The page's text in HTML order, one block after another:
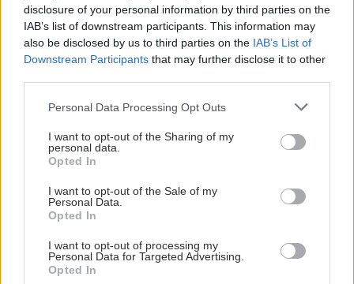
disclosure of your personal information by third parties on the
IAB’s list of downstream participants. This information may
also be disclosed by us to third parties on the IAB’s List of
Downstream Participants that may further disclose it to other
Please note that this website/app uses one or more Google
not limited to your visit or usage behaviour. You may click to
grant or deny consent to Google and its third-party tags to
use your data for below specified purposes in below Google
consent section.
Personal Data Processing Opt Outs
I want to opt-out of the Sharing of my
personal data.
Opted In
I want to opt-out of the Sale of my
Personal Data.
Opted In
I want to opt-out of processing my
Personal Data for Targeted Advertising.
Opted In